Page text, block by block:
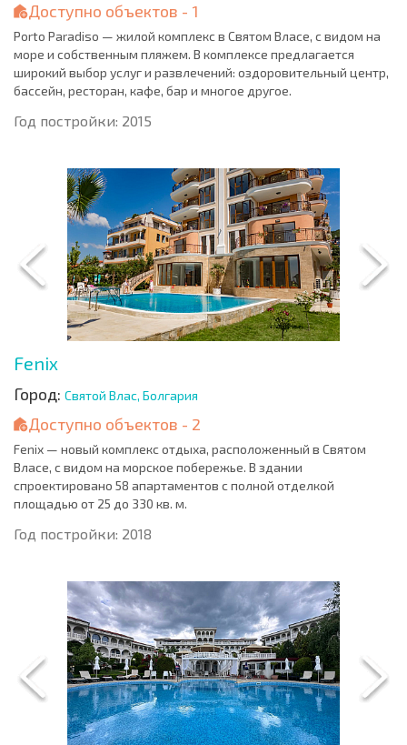
Доступно объектов - 1
Porto Paradiso — жилой комплекс в Святом Власе, с видом на
море и собственным пляжем. В комплексе предлагается
широкий выбор услуг и развлечений: оздоровительный центр,
бассейн, ресторан, кафе, бар и многое другое.
Год постройки: 2015
Fenix
Город: Святой Влас, Болгария
Доступно объектов - 2
Fenix — новый комплекс отдыха, расположенный в Святом
Власе, с видом на морское побережье. В здании
спроектировано 58 апартаментов с полной отделкой
площадью от 25 до 330 кв. м.
Год постройки: 2018